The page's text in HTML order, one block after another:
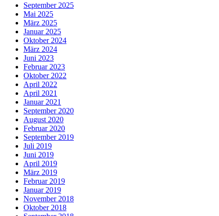
September 2025
Mai 2025
März 2025
Januar 2025
Oktober 2024
März 2024
Juni 2023
Februar 2023
Oktober 2022
April 2022
April 2021
Januar 2021
September 2020
August 2020
Februar 2020
September 2019
Juli 2019
Juni 2019
April 2019
März 2019
Februar 2019
Januar 2019
November 2018
Oktober 2018